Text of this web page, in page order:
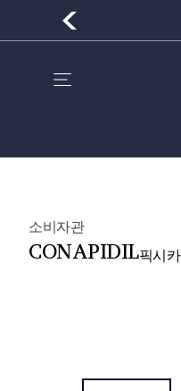
소비자관
CONAPIDIL픽시카